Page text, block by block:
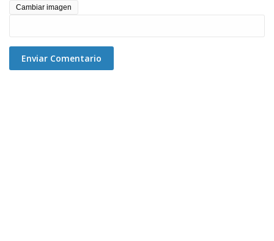
Cambiar imagen
Enviar Comentario